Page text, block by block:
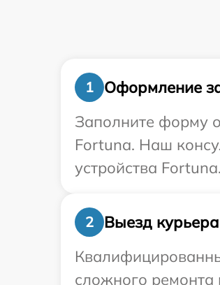
1
Оформление
Заполните форму
Fortuna. Наш
устройства Fortuna.
2
Выезд
сложного ремонта